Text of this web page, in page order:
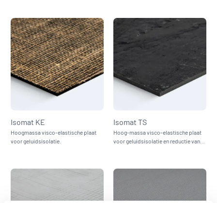
Isomat KE
Hoogmassa visco-elastische plaat
voor geluidsisolatie.
Isomat TS
Hoog-massa visco-elastische plaat
voor geluidsisolatie en reductie van